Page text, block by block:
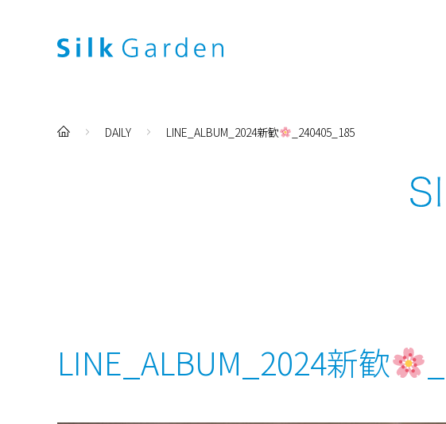
DAILY LINE_ALBUM_2024新歓 _240405_185
LINE_ALBUM_2024新歓